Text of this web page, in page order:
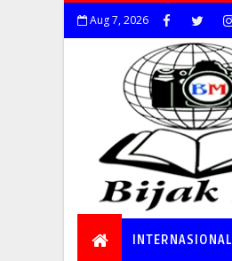
Aug 7, 2026
INTERNASIONAL